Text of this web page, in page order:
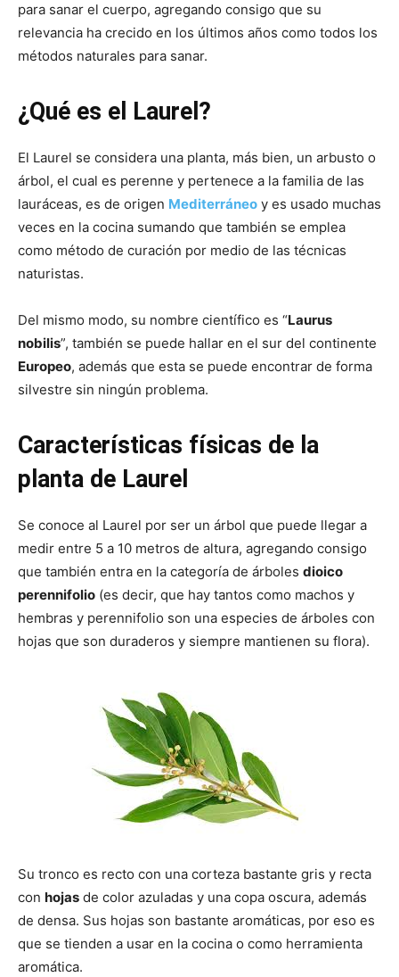
para sanar el cuerpo, agregando consigo que su
relevancia ha crecido en los últimos años como todos los
métodos naturales para sanar.
¿Qué es el Laurel?
El Laurel se considera una planta, más bien, un arbusto o
árbol, el cual es perenne y pertenece a la familia de las
lauráceas, es de origen Mediterráneo y es usado muchas
veces en la cocina sumando que también se emplea
como método de curación por medio de las técnicas
naturistas.
Del mismo modo, su nombre científico es “Laurus
nobilis”, también se puede hallar en el sur del continente
Europeo, además que esta se puede encontrar de forma
silvestre sin ningún problema.
Características físicas de la
planta de Laurel
Se conoce al Laurel por ser un árbol que puede llegar a
medir entre 5 a 10 metros de altura, agregando consigo
que también entra en la categoría de árboles dioico
perennifolio (es decir, que hay tantos como machos y
hembras y perennifolio son una especies de árboles con
hojas que son duraderos y siempre mantienen su flora).
Su tronco es recto con una corteza bastante gris y recta
con hojas de color azuladas y una copa oscura, además
de densa. Sus hojas son bastante aromáticas, por eso es
que se tienden a usar en la cocina o como herramienta
aromática.